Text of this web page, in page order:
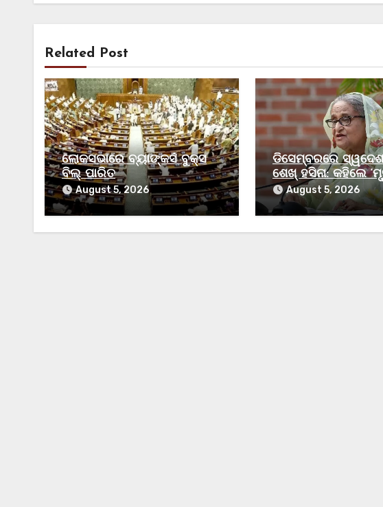
Related Post
ଲୋକସଭାରେ ବ୍ୟାଙ୍କର୍ସ ବୁକ୍ସ
ବିଲ୍‌ ପାରିତ
August 5, 2026
ଡିସେମ୍ବରରେ
ଶେଖ୍ ହସିନା: କହିଲେ
ଦଣ୍ଡକୁ ମୋର ଡର
August 5, 2026